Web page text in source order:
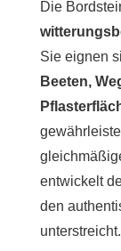
Die
Sie eignen
Beeten,
entwickelt
den
unterstreicht.